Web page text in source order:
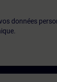
données